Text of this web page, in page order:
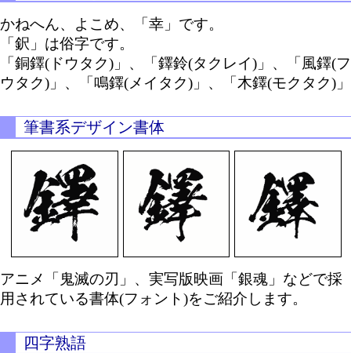
かねへん、よこめ、「幸」です。
「鈬」は俗字です。
「銅鐸(ドウタク)」、「鐸鈴(タクレイ)」、「風鐸(フ
ウタク)」、「鳴鐸(メイタク)」、「木鐸(モクタク)」
筆書系デザイン書体
アニメ「鬼滅の刃」、実写版映画「銀魂」などで採
用されている書体(フォント)をご紹介します。
四字熟語